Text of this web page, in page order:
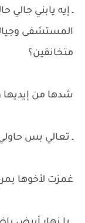
ـ إيه يابني جالي
المستشفى
متخانقين؟
شدها من
ـ تعالي بس
غمزت لأخوها